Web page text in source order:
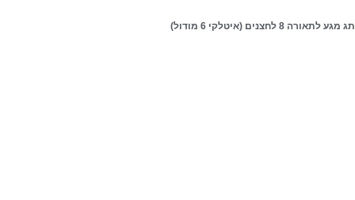
לתאורה 8 לחצנים (איטלקי 6 מודול)